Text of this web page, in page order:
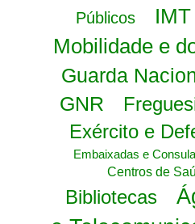
Públicos
Mobilidade e
Guarda
GNR
Exército e
Embaixadas e
Centros de
Bibliotecas